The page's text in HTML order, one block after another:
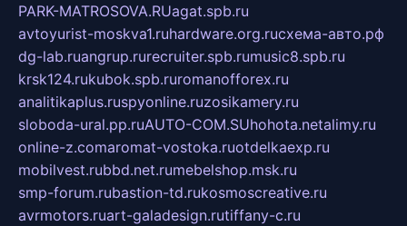
PARK-MATROSOVA.RUagat.spb.ru
avtoyurist-moskva1.ruhardware.org.ruсхема-авто.рф
dg-lab.ruangrup.rurecruiter.spb.rumusic8.spb.ru
krsk124.rukubok.spb.ruromanofforex.ru
analitikaplus.ruspyonline.ruzosikamery.ru
sloboda-ural.pp.ruAUTO-COM.SUhohota.netalimy.ru
online-z.comaromat-vostoka.ruotdelkaexp.ru
mobilvest.rubbd.net.rumebelshop.msk.ru
smp-forum.rubastion-td.rukosmoscreative.ru
avrmotors.ruart-galadesign.rutiffany-c.ru